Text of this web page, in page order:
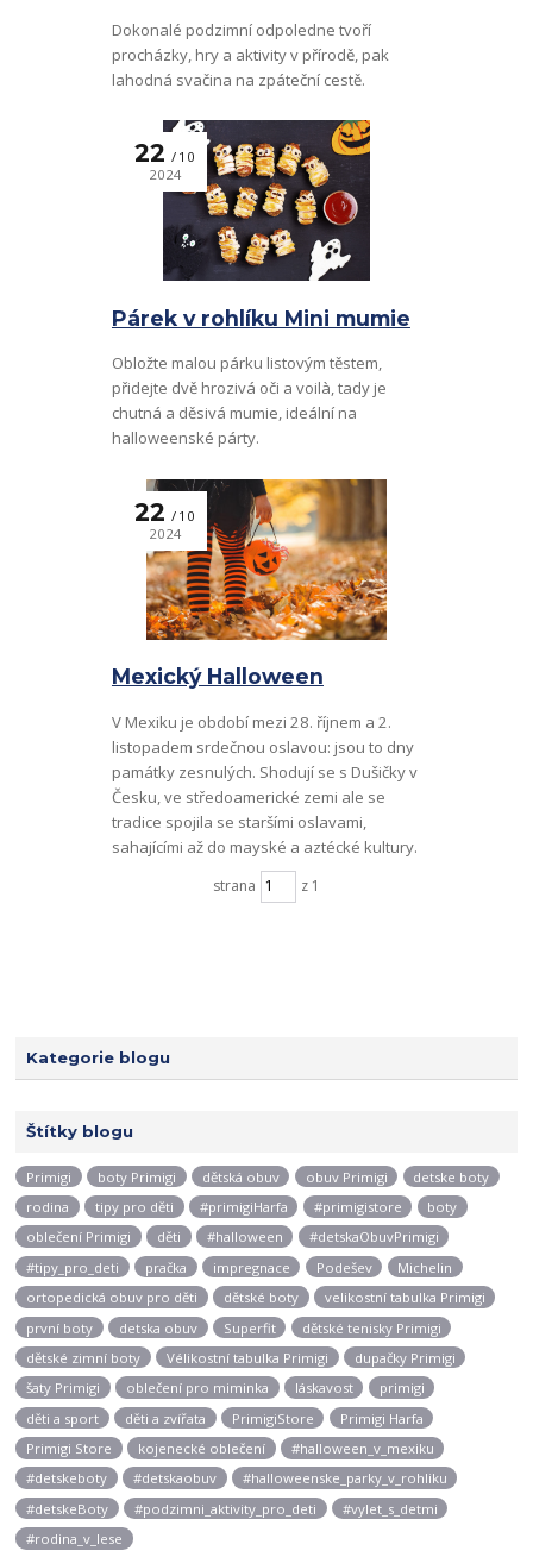
Kategorie blogu
Štítky blogu
Primigi boty Primigi dětská obuv obuv Primigi
detske boty
rodina
tipy pro děti #primigiHarfa #primigistore
boty
oblečení Primigi
děti #halloween
#detskaObuvPrimigi
#tipy_pro_deti
pračka impregnace Podešev
Michelin
ortopedická obuv pro děti
dětské boty
velikostní tabulka Primigi
první boty
detska obuv Superfit
dětské tenisky Primigi
dětské zimní boty
Vélikostní tabulka Primigi
dupačky Primigi
šaty Primigi
oblečení pro miminka láskavost
primigi
děti a sport
děti a zvířata PrimigiStore
Primigi Harfa
Primigi Store
kojenecké oblečení
#halloween_v_mexiku
#detskeboty
#detskaobuv
#halloweenske_parky_v_rohliku
#detskeBoty
#podzimni_aktivity_pro_deti
#vylet_s_detmi
#rodina_v_lese
Dokonalé podzimní odpoledne tvoří
procházky, hry a aktivity v přírodě, pak
lahodná svačina na zpáteční cestě.
Párek v rohlíku Mini mumie
22
10
2024
Obložte malou párku listovým těstem,
přidejte dvě hrozivá oči a voilà, tady je
chutná a děsivá mumie, ideální na
halloweenské párty.
Mexický Halloween
22
10
2024
V Mexiku je období mezi 28. říjnem a 2.
listopadem srdečnou oslavou: jsou to dny
památky zesnulých. Shodují se s Dušičky v
Česku, ve středoamerické zemi ale se
tradice spojila se staršími oslavami,
sahajícími až do mayské a aztécké kultury.
strana z 1